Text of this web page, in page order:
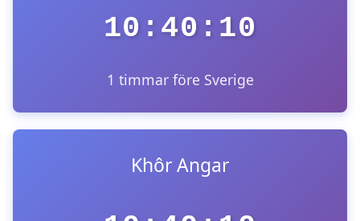
10:40:10
1 timmar före Sverige
Khôr Angar